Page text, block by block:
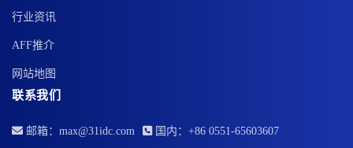
行业资讯
AFF推介
网站地图
联系我们
邮箱：max@31idc.com 国内：+86 0551-65603607